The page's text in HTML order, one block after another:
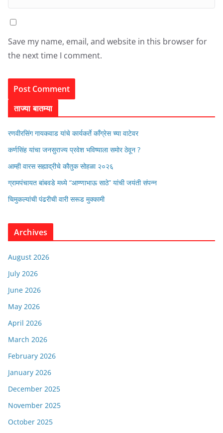
Save my name, email, and website in this browser for
the next time I comment.
ताज्या बातम्या
रणवीरसिंग गायकवाड यांचे कार्यकर्ते कॉंग्रेस च्या वाटेवर
कर्णसिंह यांचा जनसुराज्य प्रवेश भविष्याला समोर ठेवून ?
आम्ही वारस सह्याद्रीचे कौतुक सोहळा २०२६
ग्रामपंचायत बांबवडे मध्ये “आण्णाभाऊ साठे” यांची जयंती संपन्न
चिमुकल्यांची पंढरीची वारी सरूड मुक्कामी
Archives
August 2026
July 2026
June 2026
May 2026
April 2026
March 2026
February 2026
January 2026
December 2025
November 2025
October 2025